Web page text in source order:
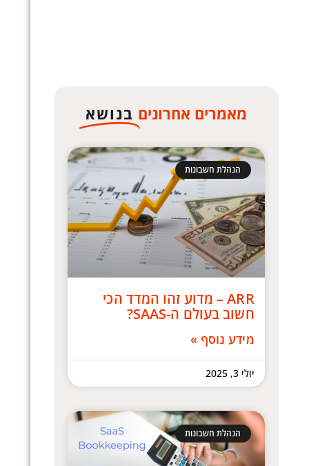
מאמרים אחרונים בנושא
הנהלת חשבונות
ARR – מדוע זהו המדד הכי
חשוב בעולם ה-SAAS?
מידע נוסף »
יולי 3, 2025
הנהלת חשבונות